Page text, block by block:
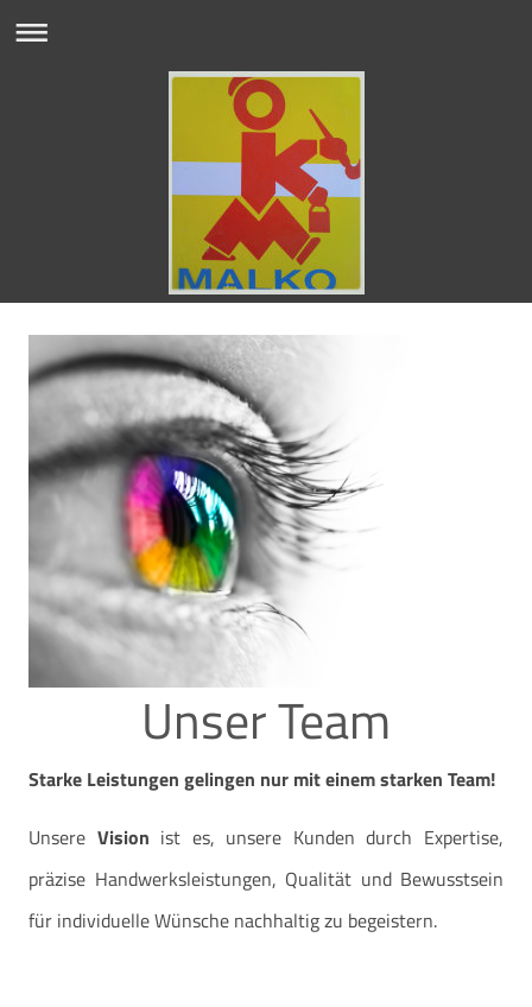
Unser Team
Starke Leistungen gelingen nur mit einem starken Team!
Unsere Vision ist es, unsere Kunden durch Expertise,
präzise Handwerksleistungen, Qualität und Bewusstsein
für individuelle Wünsche nachhaltig zu begeistern.